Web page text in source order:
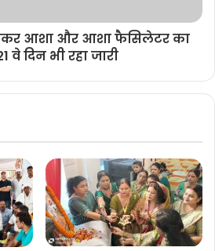
लेकर आशा और आशा फैसिलेटर का
वे दिन भी रहा जारी